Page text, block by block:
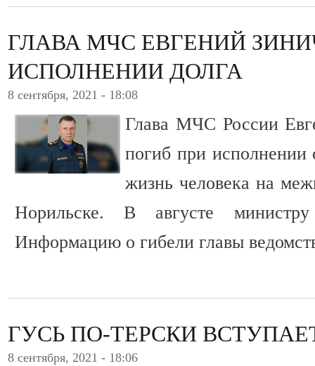
ГЛАВА МЧС ЕВГЕНИЙ
ИСПОЛНЕНИИ ДОЛГА
8 сентября, 2021 - 18:08
Глава МЧС России
погиб при исполнении
жизнь человека на
Норильске. В августе
Информацию о гибели главы
ГУСЬ ПО-ТЕРСКИ
8 сентября, 2021 - 18:06